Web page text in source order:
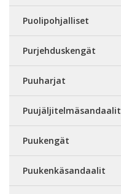
Puolipohjalliset
Purjehduskengät
Puuharjat
Puujäljitelmäsandaalit
Puukengät
Puukenkäsandaalit